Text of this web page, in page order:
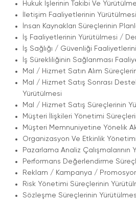
Hukuk İşlerinin Takibi Ve
İletişim Faaliyetlerinin Yürütülmesi
İnsan Kaynakları Süreçlerinin
İş Faaliyetlerinin Yürütülmesi /
İş Sağlığı / Güvenliği
İş Sürekliliğinin Sağlanması
Mal / Hizmet Satın Alım
Mal / Hizmet Satış Sonrası
Yürütülmesi
Mal / Hizmet Satış Süreçlerinin
Müşteri İlişkileri Yönetimi
Müşteri Memnuniyetine Yönelik
Organizasyon Ve Etkinlik Yönetimi
Pazarlama Analiz Çalışmalarının
Performans Değerlendirme
Reklam / Kampanya /
Risk Yönetimi Süreçlerinin
Sözleşme Süreçlerinin